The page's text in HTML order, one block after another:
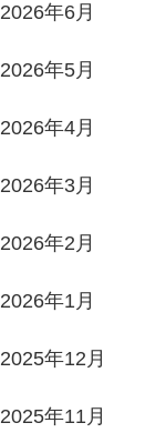
2026年6月
2026年5月
2026年4月
2026年3月
2026年2月
2026年1月
2025年12月
2025年11月